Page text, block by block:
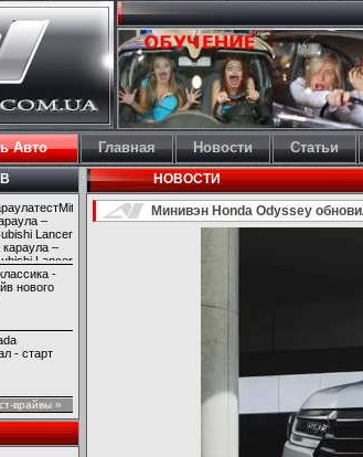
Авто Главная Новости Статьи
–
Lancer
–
Lancer
-
нового
- старт
врайвы »
НОВОСТИ
Минивэн Honda Odyssey